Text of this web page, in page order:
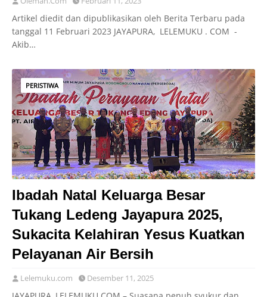
Artikel diedit dan dipublikasikan oleh Berita Terbaru pada
tanggal 11 Februari 2023 JAYAPURA, LELEMUKU . COM -
Akib…
PERISTIWA
Ibadah Natal Keluarga Besar
Tukang Ledeng Jayapura 2025,
Sukacita Kelahiran Yesus Kuatkan
Pelayanan Air Bersih
Lelemuku.com Desember 11, 2025